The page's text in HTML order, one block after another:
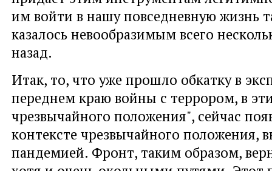
им войти в нашу повседневную жизнь
казалось невообразимым всего
назад.
Итак, то, что уже прошло обкатку в
переднем краю войны с террором, в
чрезвычайного положения", сейчас
контексте чрезвычайного положения,
пандемией. Фронт, таким образом,